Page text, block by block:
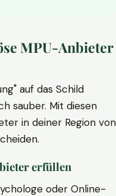
MPU-Anbieter
auf das Schild
sauber. Mit diesen
in deiner Region von
erfüllen
oder Online-